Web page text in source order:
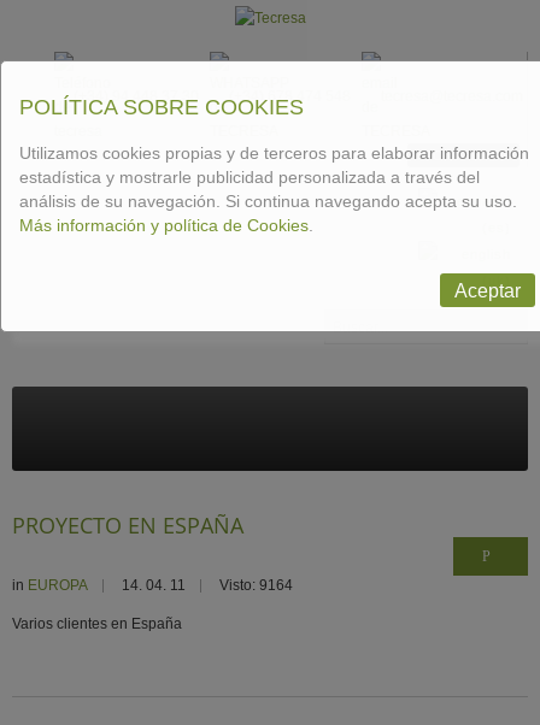
(+34) 94 448 37 30 (+34) 678 474 548
CONTACTAR
PROYECTO EN ESPAÑA
in EUROPA 14. 04. 11 Visto: 9164
Varios clientes en España
POLÍTICA SOBRE COOKIES
Utilizamos cookies propias y de terceros para elaborar información
estadística y mostrarle publicidad personalizada a través del
análisis de su navegación. Si continua navegando acepta su uso.
Más información y política de Cookies
Aceptar